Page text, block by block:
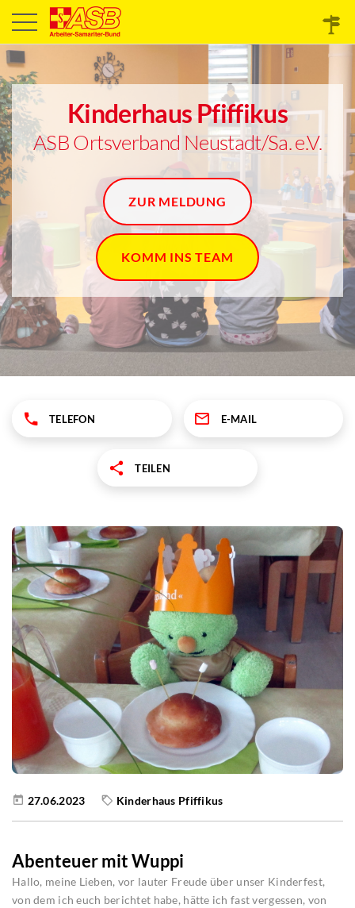
Kinderhaus Pfiffikus
ASB Ortsverband Neustadt/Sa. e.V.
ZUR MELDUNG
KOMM INS TEAM
TELEFON E-MAIL
TEILEN
27.06.2023 Kinderhaus Pfiffikus
Abenteuer mit Wuppi
Hallo, meine Lieben, vor lauter Freude über unser Kinderfest,
von dem ich euch berichtet habe, hätte ich fast vergessen, von